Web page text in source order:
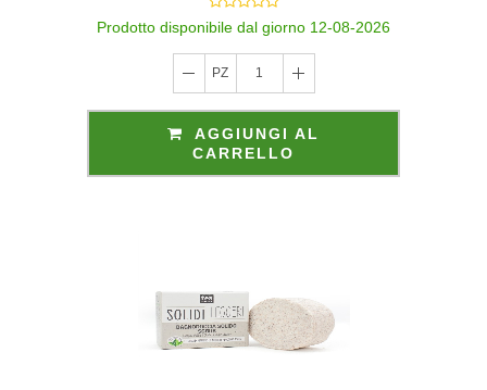
Prodotto disponibile dal giorno 12-08-2026
PZ 1
AGGIUNGI AL
CARRELLO